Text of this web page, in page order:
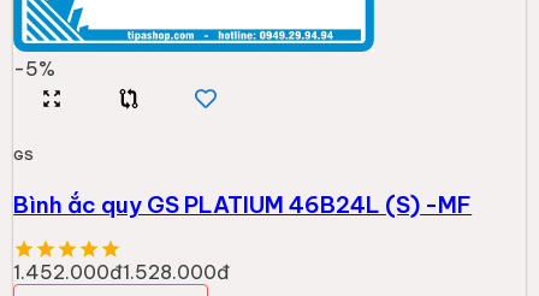
-5%
GS
Bình ắc quy GS PLATIUM 46B24L (S) -MF
1.452.000đ1.528.000đ